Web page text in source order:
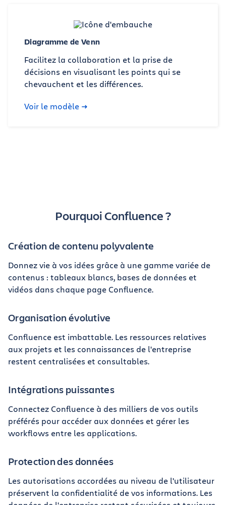
Diagramme de Venn
Facilitez la collaboration et la prise de
décisions en visualisant les points qui se
chevauchent et les différences.
Voir le modèle
Pourquoi Confluence ?
Création de contenu polyvalente
Donnez vie à vos idées grâce à une gamme variée de
contenus : tableaux blancs, bases de données et
vidéos dans chaque page Confluence.
Organisation évolutive
Confluence est imbattable. Les ressources relatives
aux projets et les connaissances de l'entreprise
restent centralisées et consultables.
Intégrations puissantes
Connectez Confluence à des milliers de vos outils
préférés pour accéder aux données et gérer les
workflows entre les applications.
Protection des données
Les autorisations accordées au niveau de l'utilisateur
préservent la confidentialité de vos informations. Les